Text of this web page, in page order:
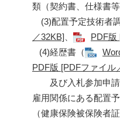
類（契約書、仕様書等
(3)配置予定技術者
／32KB]
PDF版
(4)経歴書（
PDF版 [PDFファイル
及び入札参加申請
雇用関係にある配置
（健康保険被保険者証